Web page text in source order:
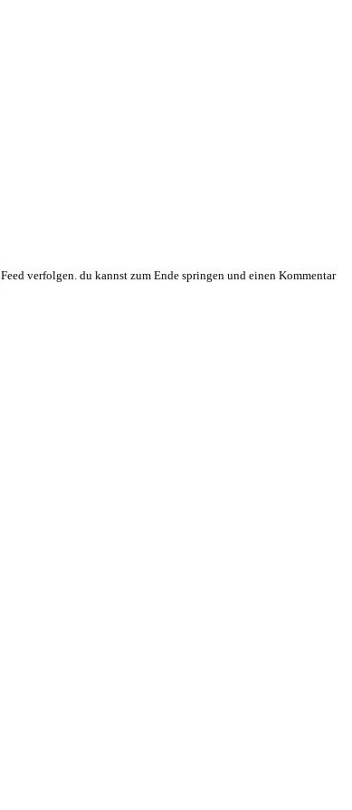
Feed verfolgen. du kannst zum Ende springen und einen Kommentar